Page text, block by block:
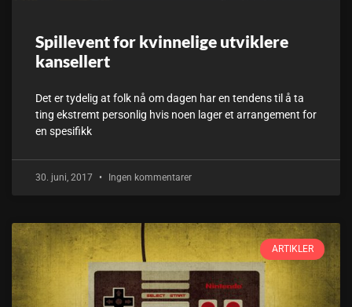
Spillevent for kvinnelige utviklere
kansellert
Det er tydelig at folk nå om dagen har en tendens til å ta
ting ekstremt personlig hvis noen lager et arrangement for
en spesifikk
30. juni, 2017 Ingen kommentarer
ARTIKLER